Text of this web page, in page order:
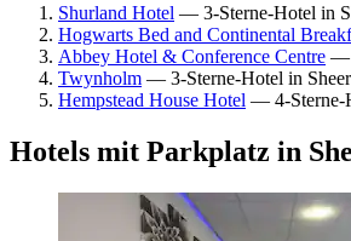
Shurland Hotel — 3-Sterne-Hotel in
Hogwarts Bed and Continental
Abbey Hotel & Conference Centre —
Twynholm — 3-Sterne-Hotel in
Hempstead House Hotel — 4-Sterne-
Hotels mit Parkplatz in